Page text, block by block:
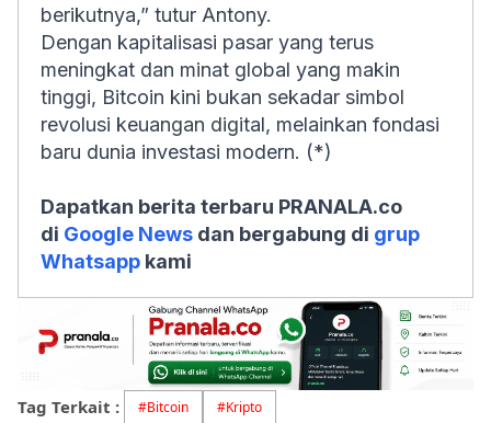
berikutnya,” tutur Antony.
Dengan kapitalisasi pasar yang terus
meningkat dan minat global yang makin
tinggi, Bitcoin kini bukan sekadar simbol
revolusi keuangan digital, melainkan fondasi
baru dunia investasi modern. (*)
Dapatkan berita terbaru PRANALA.co
di Google News dan bergabung di grup
Whatsapp kami
Tag Terkait : #Bitcoin #Kripto